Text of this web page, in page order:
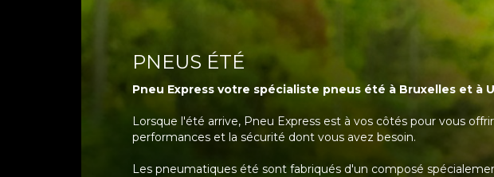
PNEUS ÉTÉ
Pneu Express votre spécialiste pneus été à Bruxelles et à
Lorsque l'été arrive, Pneu Express est à vos côtés pour vous
performances et la sécurité dont vous avez besoin.
Les pneumatiques été sont fabriqués d'un composé